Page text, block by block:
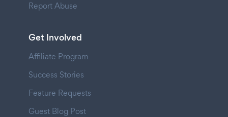
Report Abuse
Get Involved
Affiliate Program
Success Stories
Feature Requests
Guest Blog Post